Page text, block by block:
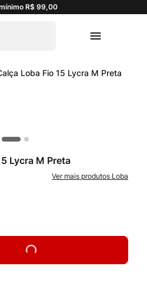
R$ 99,00
Loba Fio 15 Lycra M Preta
Lycra M Preta
Loba